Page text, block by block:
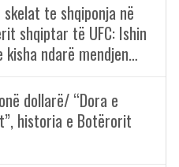
te shqiponja në
shqiptar të UFC: Ishin
ndarë mendjen…
dollarë/ “Dora e
historia e Botërorit